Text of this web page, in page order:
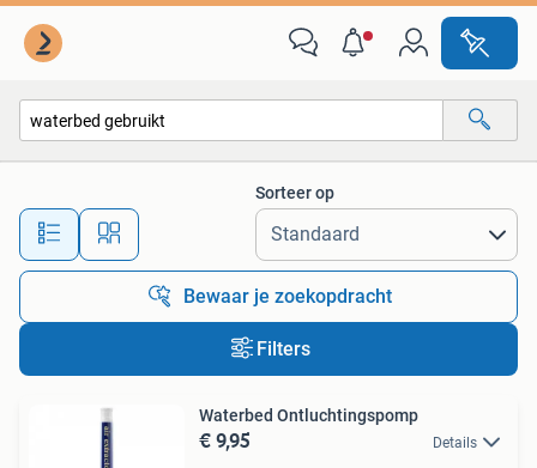
Alle afstanden…
Sorteer op
Bewaar je zoekopdracht
Filters
Waterbed Ontluchtingspomp
€ 9,95 Details